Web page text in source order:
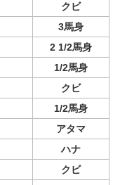
クビ
3馬身
2 1/2馬身
1/2馬身
クビ
1/2馬身
アタマ
ハナ
クビ